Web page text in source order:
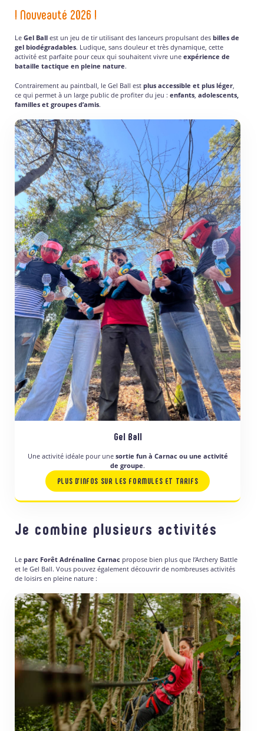
! Nouveauté 2026 !
Le Gel Ball est un jeu de tir utilisant des lanceurs propulsant des billes de
gel biodégradables. Ludique, sans douleur et très dynamique, cette
activité est parfaite pour ceux qui souhaitent vivre une expérience de
bataille tactique en pleine nature.
Contrairement au paintball, le Gel Ball est plus accessible et plus léger
ce qui permet à un large public de profiter du jeu : enfants adolescents,
familles et groupes d’amis.
Gel Ball
Une activité idéale pour une sortie fun à Carnac ou une activité
de groupe.
PLUS D’INFOS SUR LES FORMULES ET TARIFS
Je combine plusieurs activités
Le parc Forêt Adrénaline Carnac propose bien plus que l’Archery Battle
et le Gel Ball. Vous pouvez également découvrir de nombreuses activités
de loisirs en pleine nature :